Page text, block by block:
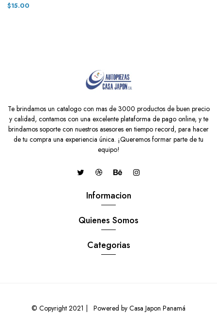
$9.30 USD
$15.00
Te brindamos un catalogo con mas de 3000 productos de buen precio
y calidad, contamos con una excelente plataforma de pago online, y te
brindamos soporte con nuestros asesores en tiempo record, para hacer
de tu compra una experiencia única. ¡Queremos formar parte de tu
equipo!
Informacion
Quienes Somos
Categorias
© Copyright 2021 | Powered by Casa Japon Panamá